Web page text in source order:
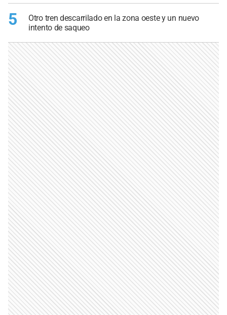
5
Otro tren descarrilado en la zona oeste y un nuevo
intento de saqueo